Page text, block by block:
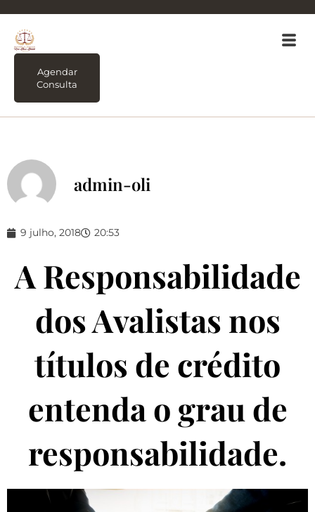
Agendar
Consulta
admin-oli
9 julho, 2018 20:53
A Responsabilidade
dos Avalistas nos
títulos de crédito
entenda o grau de
responsabilidade.